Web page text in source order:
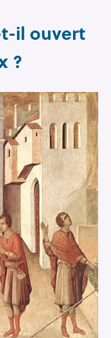
t-il ouvert
?